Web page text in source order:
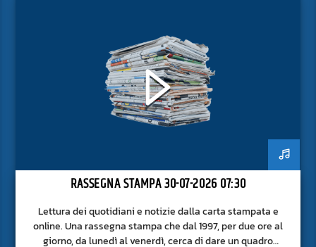
RASSEGNA STAMPA 30-07-2026 07:30
Lettura dei quotidiani e notizie dalla carta stampata e
online. Una rassegna stampa che dal 1997, per due ore al
giorno, da lunedì al venerdì, cerca di dare un quadro